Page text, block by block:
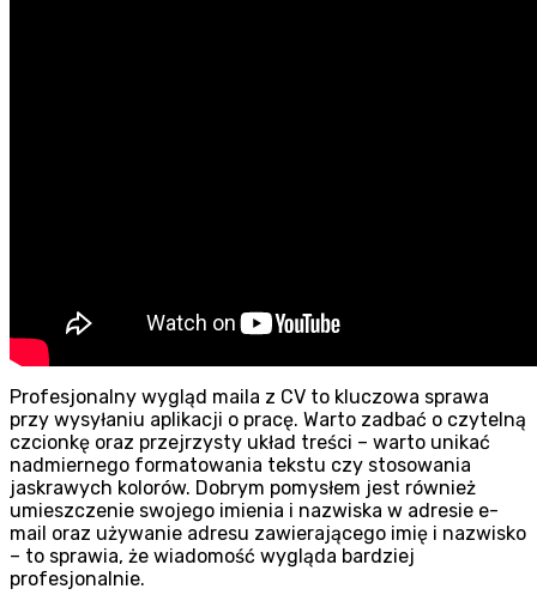
Profesjonalny wygląd maila z CV to kluczowa sprawa
przy wysyłaniu aplikacji o pracę. Warto zadbać o czytelną
czcionkę oraz przejrzysty układ treści – warto unikać
nadmiernego formatowania tekstu czy stosowania
jaskrawych kolorów. Dobrym pomysłem jest również
umieszczenie swojego imienia i nazwiska w adresie e-
mail oraz używanie adresu zawierającego imię i nazwisko
– to sprawia, że wiadomość wygląda bardziej
profesjonalnie.